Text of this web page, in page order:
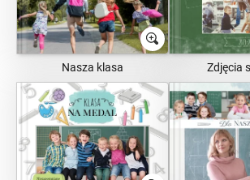
Nasza klasa Zdjęcia